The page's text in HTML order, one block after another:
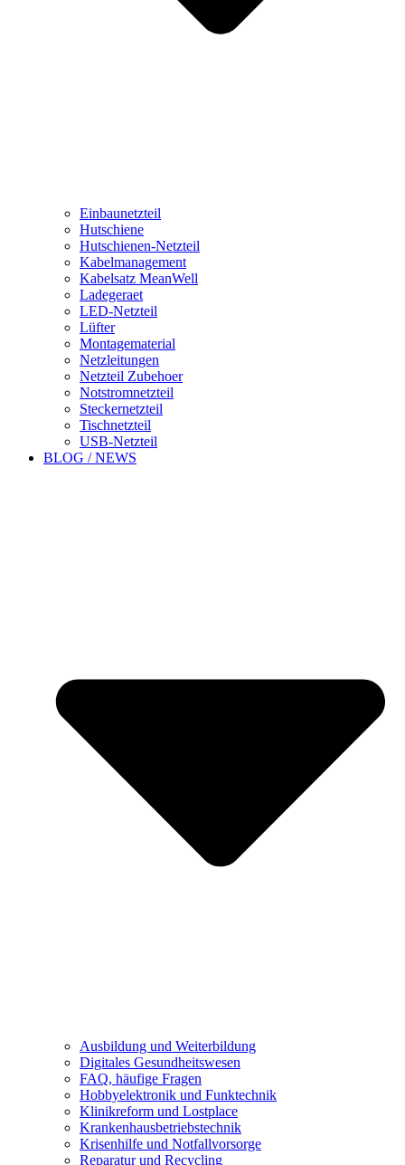
Einbaunetzteil
Hutschiene
Hutschienen-Netzteil
Kabelmanagement
Kabelsatz MeanWell
Ladegeraet
LED-Netzteil
Lüfter
Montagematerial
Netzleitungen
Netzteil Zubehoer
Notstromnetzteil
Steckernetzteil
Tischnetzteil
USB-Netzteil
BLOG / NEWS
Ausbildung und Weiterbildung
Digitales Gesundheitswesen
FAQ, häufige Fragen
Hobbyelektronik und Funktechnik
Klinikreform und Lostplace
Krankenhausbetriebstechnik
Krisenhilfe und Notfallvorsorge
Reparatur und Recycling